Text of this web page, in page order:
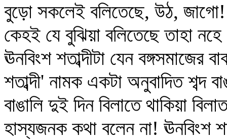
বুড়ো সকলেই বলিতেছে, উঠ,
কেহই যে বুঝিয়া বলিতেছে তাহা
ঊনবিংশ শতাব্দীটা যেন বঙ্গসমাজের
শতাব্দী' নামক একটা অনুবাদিত শব্দ
বাঙালি দুই দিন বিলাতে থাকিয়া
হাস্যজনক কথা বলেন না! ঊনবিংশ